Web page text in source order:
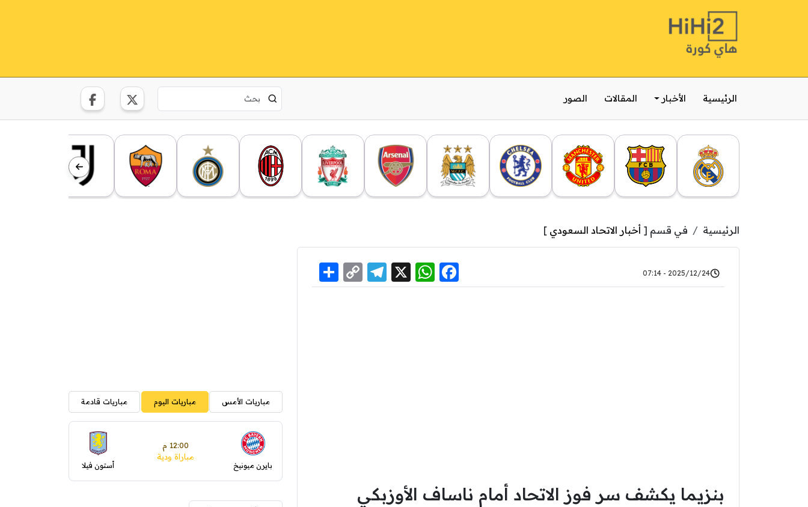
الرئيسية الأخبار المقالات الصور
الرئيسية في قسم [ أخبار الاتحاد السعودي ]
2025/12/24 - 07:14
Facebook
WhatsApp
X
Telegram
Copy
Link
بنزيما يكشف سر فوز الاتحاد أمام ناساف الأوزبكي
مباريات الأمس مباريات اليوم مباريات قادمة
بايرن ميونيخ
12:00 م
مباراة ودية
أستون فيلا